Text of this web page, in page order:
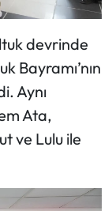
devrinde
Bayramı’nın
Aynı
Ata,
ve Lulu ile